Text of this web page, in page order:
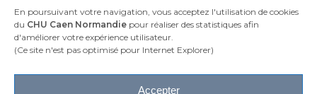
En poursuivant votre navigation, vous acceptez l'utilisation de cookies
du CHU Caen Normandie pour réaliser des statistiques afin
d'améliorer votre expérience utilisateur.
(Ce site n'est pas optimisé pour Internet Explorer)
Accepter
VENIR AU CHU
ESPACE PRESSE